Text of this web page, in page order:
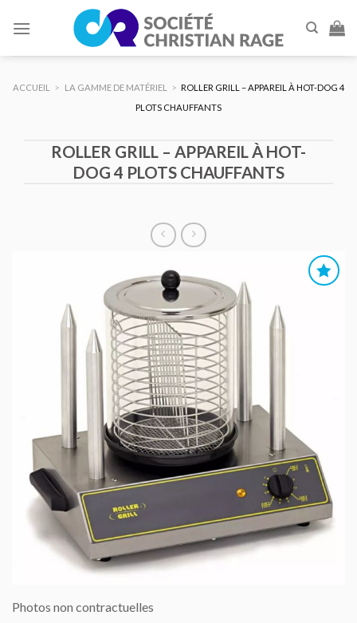
ACCUEIL > LA GAMME DE MATÉRIEL > ROLLER GRILL – APPAREIL À HOT-DOG 4
PLOTS CHAUFFANTS
ROLLER GRILL – APPAREIL À HOT-
DOG 4 PLOTS CHAUFFANTS
AU DEVIS
Photos non contractuelles